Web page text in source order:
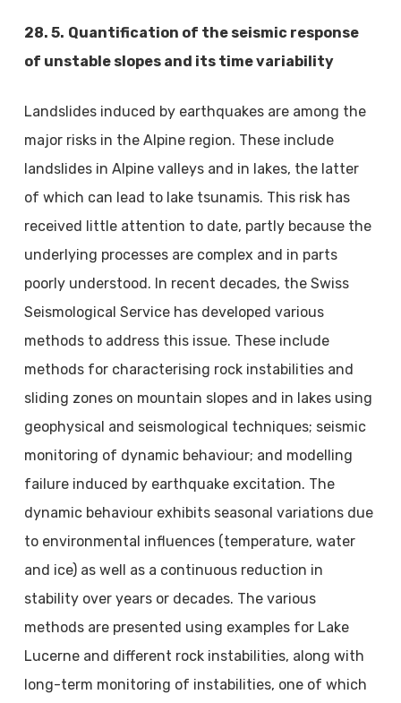
28. 5. Quantification of the seismic response
of unstable slopes and its time variability
Landslides induced by earthquakes are among the
major risks in the Alpine region. These include
landslides in Alpine valleys and in lakes, the latter
of which can lead to lake tsunamis. This risk has
received little attention to date, partly because the
underlying processes are complex and in parts
poorly understood. In recent decades, the Swiss
Seismological Service has developed various
methods to address this issue. These include
methods for characterising rock instabilities and
sliding zones on mountain slopes and in lakes using
geophysical and seismological techniques; seismic
monitoring of dynamic behaviour; and modelling
failure induced by earthquake excitation. The
dynamic behaviour exhibits seasonal variations due
to environmental influences (temperature, water
and ice) as well as a continuous reduction in
stability over years or decades. The various
methods are presented using examples for Lake
Lucerne and different rock instabilities, along with
long-term monitoring of instabilities, one of which